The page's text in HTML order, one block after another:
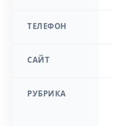
ТЕЛЕФОН
САЙТ
РУБРИКА